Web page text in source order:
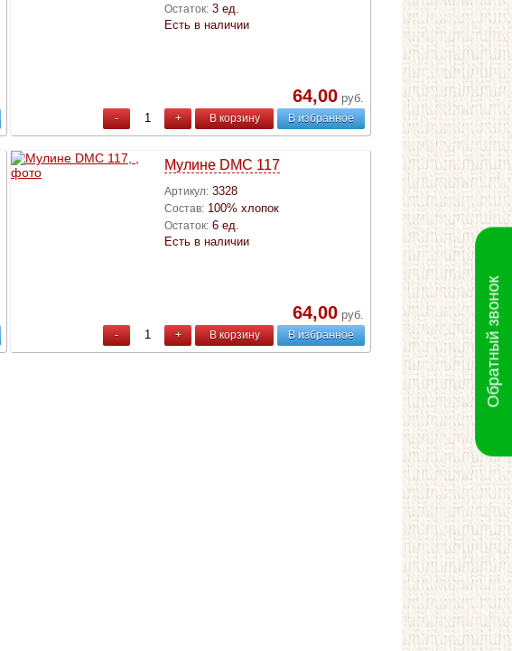
Остаток: 3 ед.
Есть в наличии
64,00 руб.
- + В корзину В избранное
Мулине DMC 117
Артикул: 3328
Состав: 100% хлопок
Остаток: 6 ед.
Есть в наличии
64,00 руб.
- + В корзину В избранное Обратный звонок